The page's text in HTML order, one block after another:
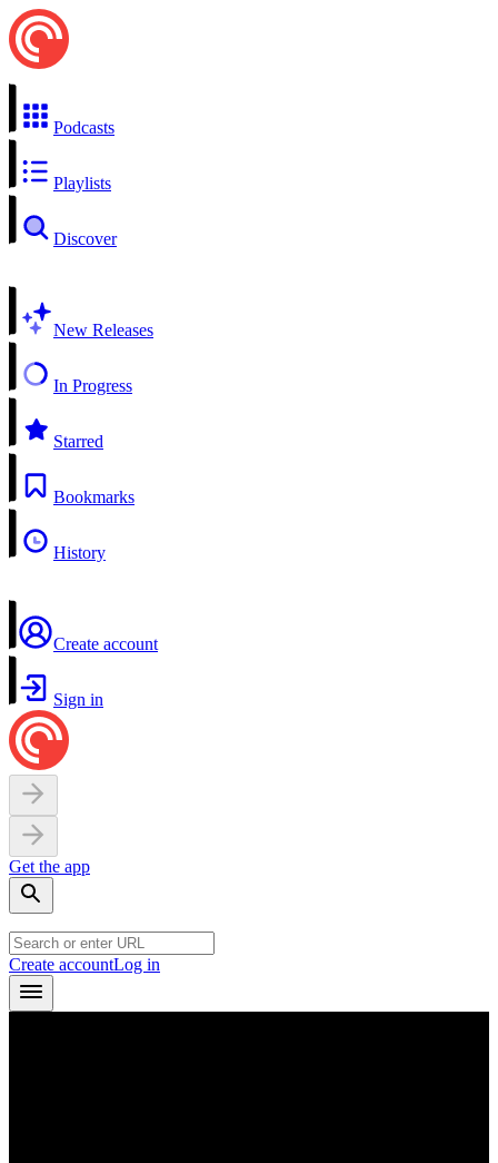
Podcasts
Playlists
Discover
New Releases
In Progress
Starred
Bookmarks
History
Create account
Sign in
Get the app
Create accountLog in